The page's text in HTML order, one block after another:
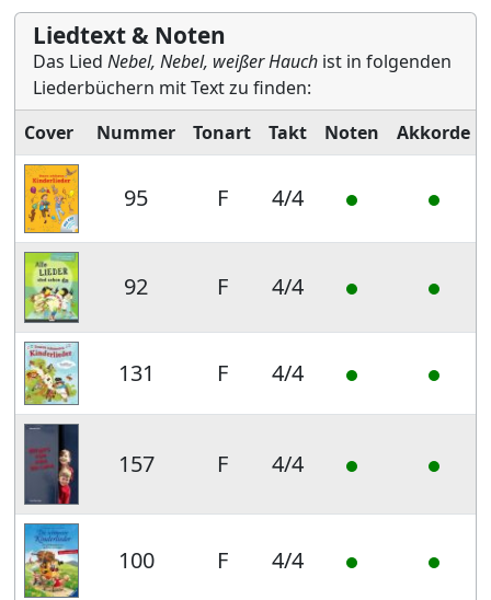
Liedtext & Noten
Das Lied Nebel, Nebel, weißer Hauch ist in folgenden
Liederbüchern mit Text zu finden:
Cover
Nummer Tonart Takt Noten Akkorde
95 F 4/4
92 F 4/4
131 F 4/4
157 F 4/4
100 F 4/4